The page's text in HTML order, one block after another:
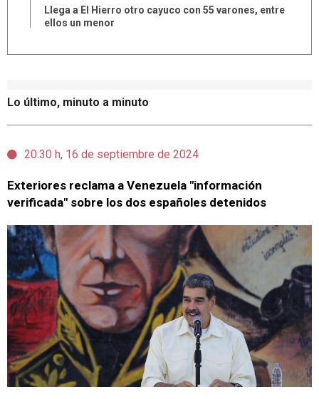
Lo último, minuto a minuto
20:30 h, 16 de septiembre de 2024
Exteriores reclama a Venezuela "información
verificada" sobre los dos españoles detenidos
Llega a El Hierro otro cayuco con 55 varones, entre
ellos un menor